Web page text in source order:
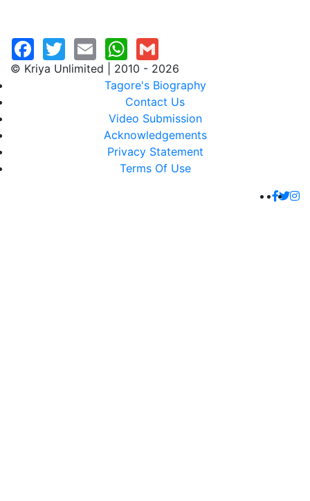
© Kriya Unlimited | 2010 - 2026
Tagore's Biography
Contact Us
Video Submission
Acknowledgements
Privacy Statement
Terms Of Use